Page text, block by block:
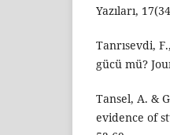
Yazıları,
Tanrısevdi,
gücü mü?
Tansel, A. &
evidence of